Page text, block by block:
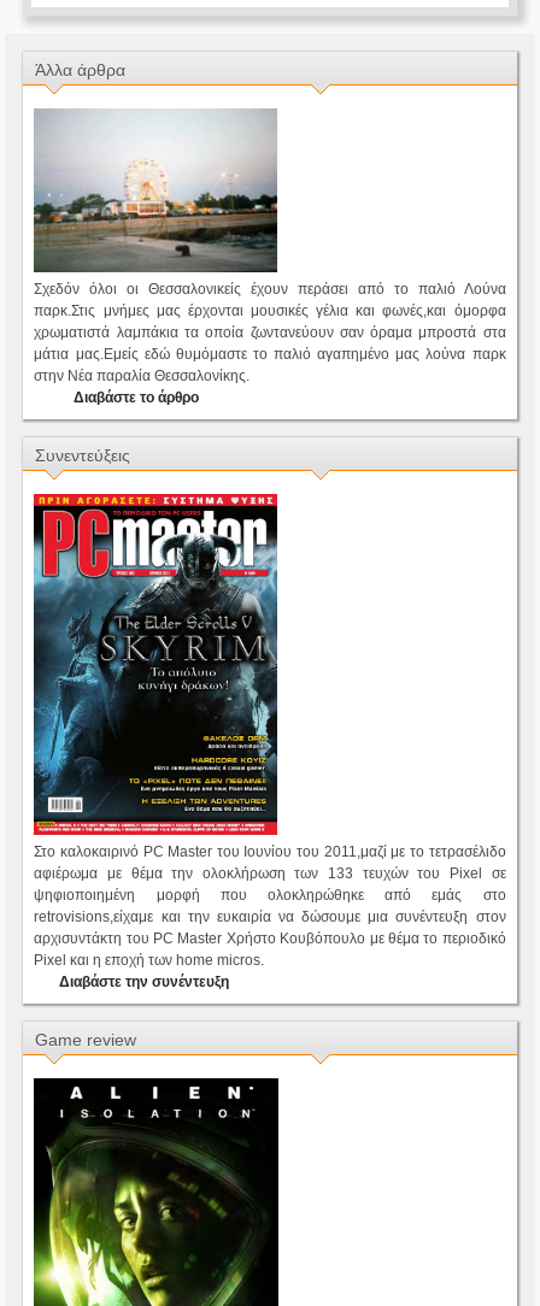
Άλλα άρθρα
Σχεδόν όλοι οι Θεσσαλονικείς έχουν περάσει από το παλιό Λούνα
παρκ.Στις μνήμες μας έρχονται μουσικές γέλια και φωνές,και όμορφα
χρωματιστά λαμπάκια τα οποία ζωντανεύουν σαν όραμα μπροστά στα
μάτια μας.Εμείς εδώ θυμόμαστε το παλιό αγαπημένο μας λούνα παρκ
στην Νέα παραλία Θεσσαλονίκης.
Διαβάστε το άρθρο
Συνεντεύξεις
Στο καλοκαιρινό PC Master του Ιουνίου του 2011,μαζί με το τετρασέλιδο
αφιέρωμα με θέμα την ολοκλήρωση των 133 τευχών του Pixel σε
ψηφιοποιημένη μορφή που ολοκληρώθηκε από εμάς στο
retrovisions,είχαμε και την ευκαιρία να δώσουμε μια συνέντευξη στον
αρχισυντάκτη του PC Master Χρήστο Κουβόπουλο με θέμα το περιοδικό
Pixel και η εποχή των home micros.
Διαβάστε την συνέντευξη
Game review